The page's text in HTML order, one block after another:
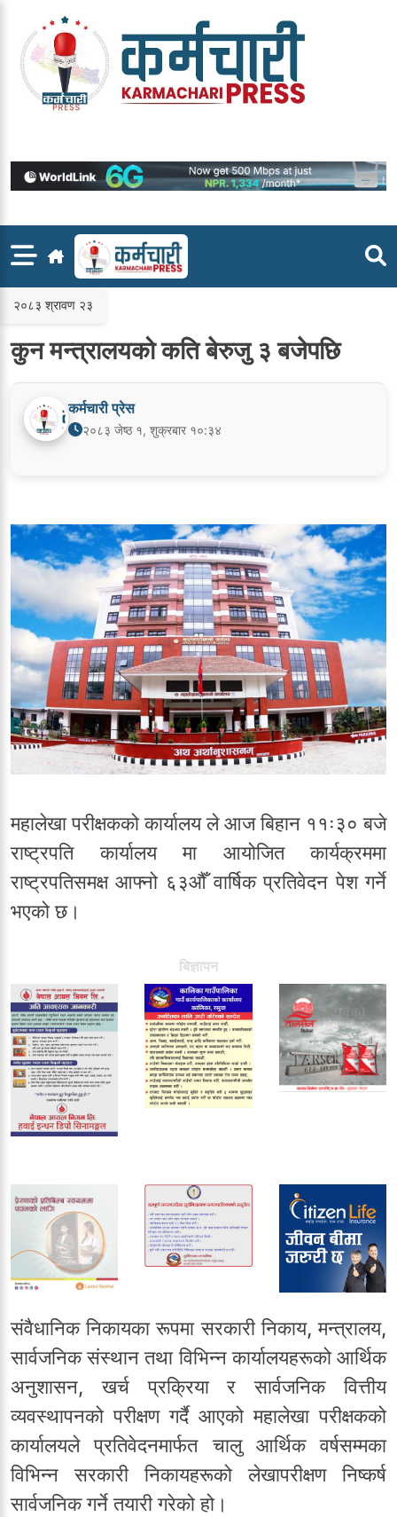
content
२०८३ श्रावण २३
कुन मन्त्रालयको कति बेरुजु ३ बजेपछि
कर्मचारी प्रेस
२०८३ जेष्ठ १, शुक्रबार १०:३४
महालेखा परीक्षकको कार्यालय ले आज बिहान ११ः३० बजे
राष्ट्रपति कार्यालय मा आयोजित कार्यक्रममा
राष्ट्रपतिसमक्ष आफ्नो ६३औँ वार्षिक प्रतिवेदन पेश गर्ने
भएको छ।
बिज्ञापन
संवैधानिक निकायका रूपमा सरकारी निकाय, मन्त्रालय,
सार्वजनिक संस्थान तथा विभिन्न कार्यालयहरूको आर्थिक
अनुशासन, खर्च प्रक्रिया र सार्वजनिक वित्तीय
व्यवस्थापनको परीक्षण गर्दै आएको महालेखा परीक्षकको
कार्यालयले प्रतिवेदनमार्फत चालु आर्थिक वर्षसम्मका
विभिन्न सरकारी निकायहरूको लेखापरीक्षण निष्कर्ष
सार्वजनिक गर्ने तयारी गरेको हो।